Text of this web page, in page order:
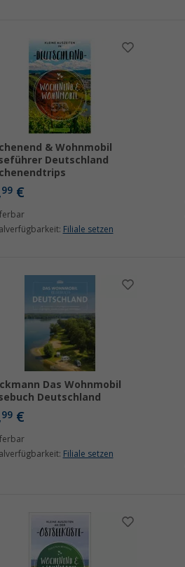
& Wohnmobil
Deutschland
99 €
Filiale setzen
Das Wohnmobil
Deutschland
99 €
Filiale setzen